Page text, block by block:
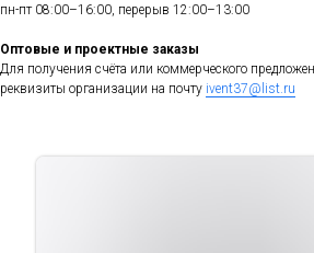
пн-пт 08:00–16:00, перерыв 12:00–13:00
Оптовые и проектные заказы
Для получения счёта или коммерческого
реквизиты организации на почту ivent37@list.ru